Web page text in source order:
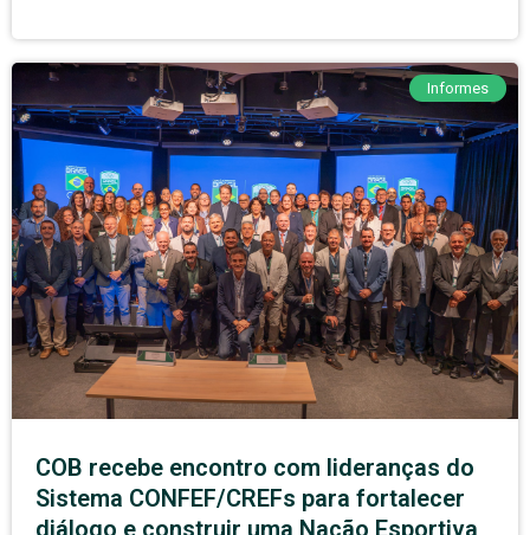
Informes
COB recebe encontro com lideranças do
Sistema CONFEF/CREFs para fortalecer